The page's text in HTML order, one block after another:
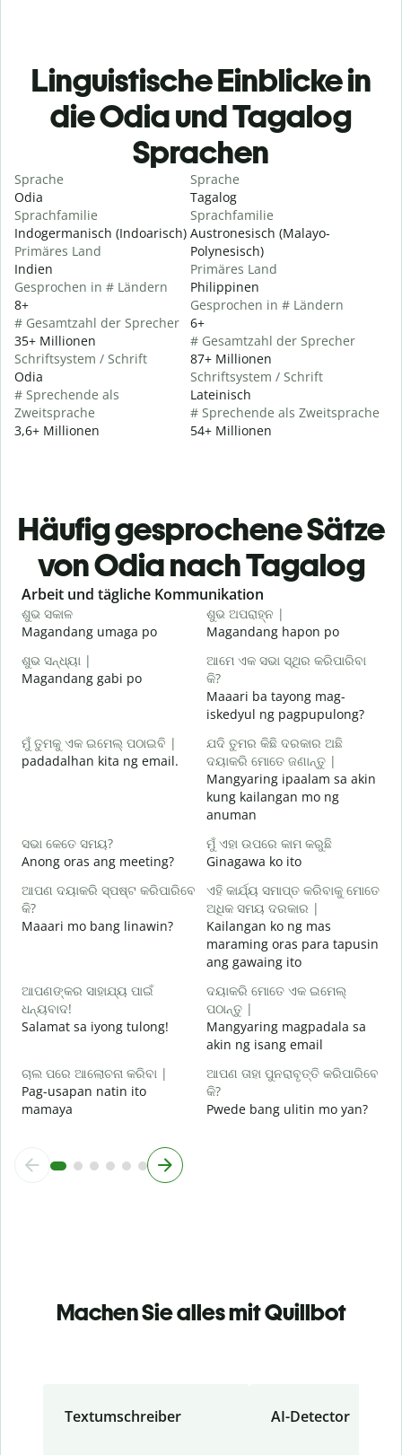
Linguistische Einblicke in
die Odia und Tagalog
Sprachen
Sprache
Odia
Sprachfamilie
Indogermanisch (Indoarisch)
Primäres Land
Indien
Gesprochen in # Ländern
8+
# Gesamtzahl der Sprecher
35+ Millionen
Schriftsystem / Schrift
Odia
# Sprechende als
Zweitsprache
3,6+ Millionen
Sprache
Tagalog
Sprachfamilie
Austronesisch (Malayo-
Polynesisch)
Primäres Land
Philippinen
Gesprochen in # Ländern
6+
# Gesamtzahl der Sprecher
87+ Millionen
Schriftsystem / Schrift
Lateinisch
# Sprechende als Zweitsprache
54+ Millionen
Häufig gesprochene Sätze
von Odia nach Tagalog
Slide 1 of 6
Arbeit und tägliche Kommunikation
ଶୁଭ ସକାଳ
Magandang umaga po
ଶୁଭ ଅପରାହ୍ନ |
Magandang hapon po
ଶୁଭ ସନ୍ଧ୍ୟା |
Magandang gabi po
ଆମେ ଏକ ସଭା ସ୍ଥିର କରିପାରିବା
କି?
Maaari ba tayong mag-
iskedyul ng pagpupulong?
ମୁଁ ତୁମକୁ ଏକ ଇମେଲ୍ ପଠାଇବି |
padadalhan kita ng email.
ଯଦି ତୁମର କିଛି ଦରକାର ଅଛି
ଦୟାକରି ମୋତେ ଜଣାନ୍ତୁ |
Mangyaring ipaalam sa akin
kung kailangan mo ng
anuman
ସଭା କେତେ ସମୟ?
Anong oras ang meeting?
ମୁଁ ଏହା ଉପରେ କାମ କରୁଛି
Ginagawa ko ito
ଆପଣ ଦୟାକରି ସ୍ପଷ୍ଟ କରିପାରିବେ
କି?
Maaari mo bang linawin?
ଏହି କାର୍ଯ୍ୟ ସମାପ୍ତ କରିବାକୁ ମୋତେ
ଅଧିକ ସମୟ ଦରକାର |
Kailangan ko ng mas
maraming oras para tapusin
ang gawaing ito
ଆପଣଙ୍କର ସାହାଯ୍ୟ ପାଇଁ
ଧନ୍ୟବାଦ!
Salamat sa iyong tulong!
ଦୟାକରି ମୋତେ ଏକ ଇମେଲ୍
ପଠାନ୍ତୁ |
Mangyaring magpadala sa
akin ng isang email
ଚାଲ ପରେ ଆଲୋଚନା କରିବା |
Pag-usapan natin ito
mamaya
ଆପଣ ତାହା ପୁନରାବୃତ୍ତି କରିପାରିବେ
କି?
Pwede bang ulitin mo yan?
Machen Sie alles mit Quillbot
Textumschreiber AI-Detector